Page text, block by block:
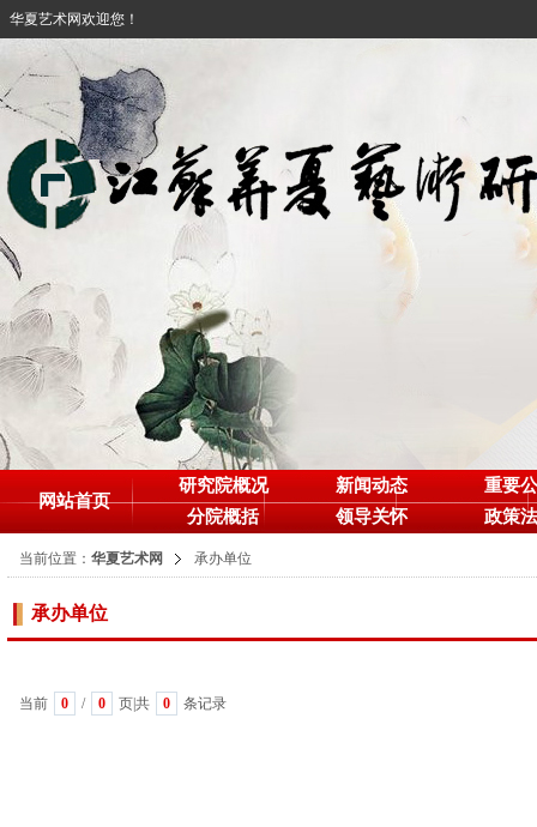
华夏艺术网欢迎您！
网站首页
研究院概况
分院概括
新闻动态
领导关怀
重要
政策
当前位置： 华夏艺术网 承办单位
承办单位
当前 0 / 0 页|共 0 条记录